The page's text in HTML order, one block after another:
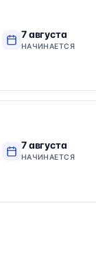
7 августа
НАЧИНАЕТСЯ
7 августа
НАЧИНАЕТСЯ